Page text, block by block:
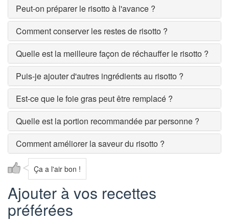
Peut-on préparer le risotto à l'avance ?
Comment conserver les restes de risotto ?
Quelle est la meilleure façon de réchauffer le risotto ?
Puis-je ajouter d'autres ingrédients au risotto ?
Est-ce que le foie gras peut être remplacé ?
Quelle est la portion recommandée par personne ?
Comment améliorer la saveur du risotto ?
Ça a l'air bon !
Ajouter à vos recettes
préférées